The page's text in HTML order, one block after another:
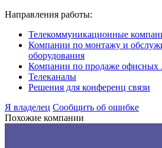
Направления работы:
Телекоммуникационные
Компании по монтажу и
оборудования
Компании по продаже
Телеканалы
Решения для конференц связи
Я владелец Сообщить об ошибке
Похожие компании